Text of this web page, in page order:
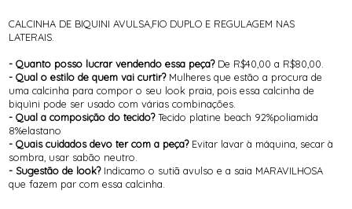
CALCINHA DE BIQUINI AVULSA,FIO DUPLO E REGULAGEM NAS
LATERAIS.
- Quanto posso lucrar vendendo essa peça? De R$40,00 a R$80,00.
- Qual o estilo de quem vai curtir? Mulheres que estão a procura de
uma calcinha para compor o seu look praia, pois essa calcinha de
biquìni pode ser usado com várias combinações.
- Qual a composição do tecido?Tecido platine beach 92%poliamida
8%elastano
- Quais cuidados devo ter com a peça? Evitar lavar à máquina, secar à
sombra, usar sabão neutro.
- Sugestão de look? Indicamo o sutiã avulso e a saia MARAVILHOSA
que fazem par com essa calcinha.